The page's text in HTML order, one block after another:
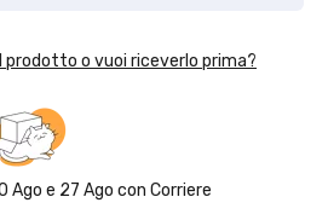
prodotto o vuoi riceverlo prima?
Ago e 27 Ago con Corriere
al carrello e ricevi il 5
tramite